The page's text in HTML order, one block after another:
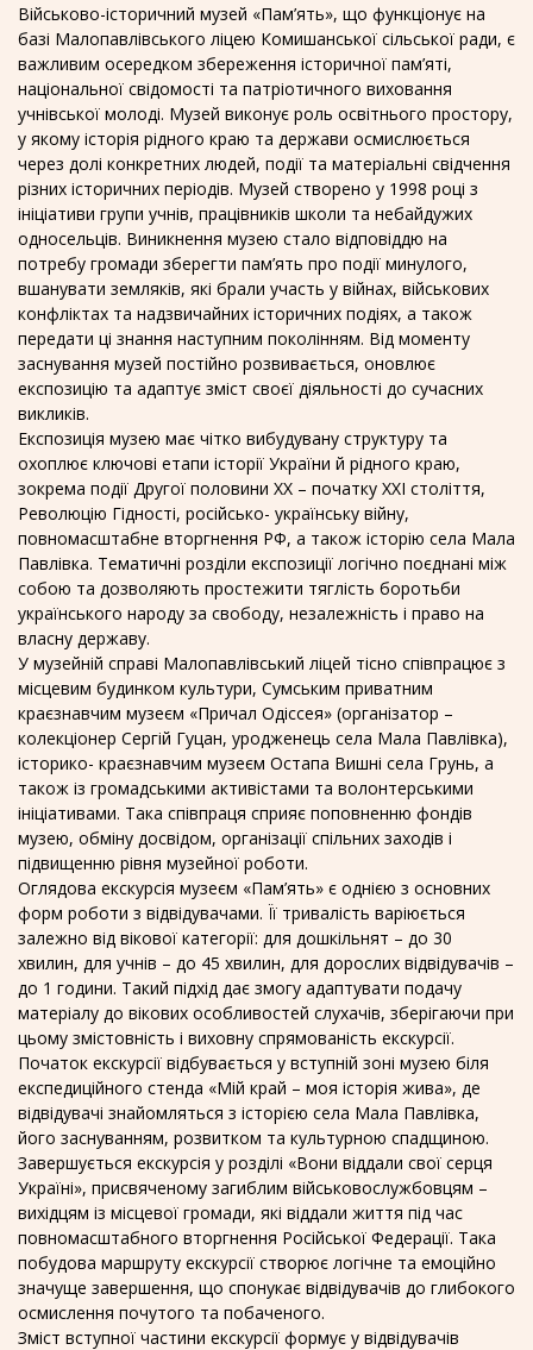
Військово-історичний музей «Пам’ять», що функціонує на
базі Малопавлівського ліцею Комишанської сільської ради, є
важливим осередком збереження історичної пам’яті,
національної свідомості та патріотичного виховання
учнівської молоді. Музей виконує роль освітнього простору,
у якому історія рідного краю та держави осмислюється
через долі конкретних людей, події та матеріальні свідчення
різних історичних періодів. Музей створено у 1998 році з
ініціативи групи учнів, працівників школи та небайдужих
односельців. Виникнення музею стало відповіддю на
потребу громади зберегти пам’ять про події минулого,
вшанувати земляків, які брали участь у війнах, військових
конфліктах та надзвичайних історичних подіях, а також
передати ці знання наступним поколінням. Від моменту
заснування музей постійно розвивається, оновлює
експозицію та адаптує зміст своєї діяльності до сучасних
викликів.
Експозиція музею має чітко вибудувану структуру та
охоплює ключові етапи історії України й рідного краю,
зокрема події Другої половини ХХ – початку ХХІ століття,
Революцію Гідності, російсько- українську війну,
повномасштабне вторгнення РФ, а також історію села Мала
Павлівка. Тематичні розділи експозиції логічно поєднані між
собою та дозволяють простежити тяглість боротьби
українського народу за свободу, незалежність і право на
власну державу.
У музейній справі Малопавлівський ліцей тісно співпрацює з
місцевим будинком культури, Сумським приватним
краєзнавчим музеєм «Причал Одіссея» (організатор –
колекціонер Сергій Гуцан, уродженець села Мала Павлівка),
історико- краєзнавчим музеєм Остапа Вишні села Грунь, а
також із громадськими активістами та волонтерськими
ініціативами. Така співпраця сприяє поповненню фондів
музею, обміну досвідом, організації спільних заходів і
підвищенню рівня музейної роботи.
Оглядова екскурсія музеєм «Пам’ять» є однією з основних
форм роботи з відвідувачами. Її тривалість варіюється
залежно від вікової категорії: для дошкільнят – до 30
хвилин, для учнів – до 45 хвилин, для дорослих відвідувачів –
до 1 години. Такий підхід дає змогу адаптувати подачу
матеріалу до вікових особливостей слухачів, зберігаючи при
цьому змістовність і виховну спрямованість екскурсії.
Початок екскурсії відбувається у вступній зоні музею біля
експедиційного стенда «Мій край – моя історія жива», де
відвідувачі знайомляться з історією села Мала Павлівка,
його заснуванням, розвитком та культурною спадщиною.
Завершується екскурсія у розділі «Вони віддали свої серця
Україні», присвяченому загиблим військовослужбовцям –
вихідцям із місцевої громади, які віддали життя під час
повномасштабного вторгнення Російської Федерації. Така
побудова маршруту екскурсії створює логічне та емоційно
значуще завершення, що спонукає відвідувачів до глибокого
осмислення почутого та побаченого.
Зміст вступної частини екскурсії формує у відвідувачів